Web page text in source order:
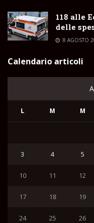
118 alle
delle
8 AGOSTO
Calendario articoli
L M M
3 4 5
10 11 12
17 18 19
24 25 26